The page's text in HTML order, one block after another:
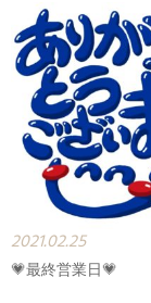
2021.02.25
💗最終営業日💗